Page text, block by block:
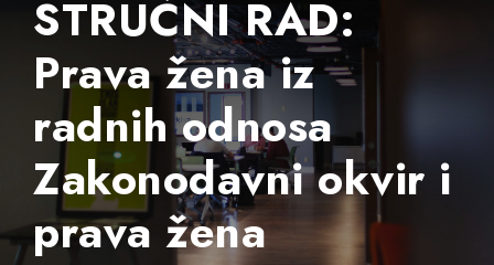
STRUČNI RAD:
Prava žena iz
radnih odnosa
Zakonodavni okvir i
prava žena